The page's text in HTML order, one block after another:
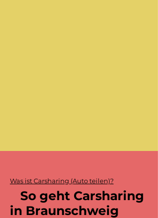
Was ist Carsharing (Auto teilen)?
So geht Carsharing
in Braunschweig